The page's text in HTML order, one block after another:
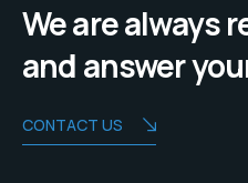
We are always
and answer
CONTACT US